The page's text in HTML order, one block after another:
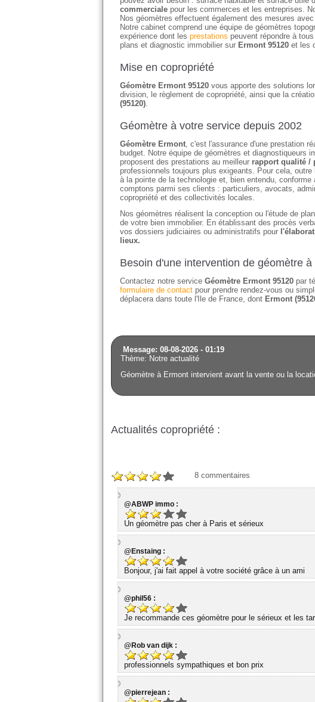
commerciale pour les commerces et les entreprises.
Nos géomètres effectuent également des mesures
Notre cabinet comprend une équipe de géomètres
expérience dont les prestations peuvent répondre à
plans et diagnostic immobilier sur Ermont 95120 et les
Mise en copropriété
Géomètre Ermont 95120 vous apporte des solutions
division, le règlement de copropriété, ainsi que la
(95120).
Géomètre à votre service depuis 2002
Géomètre Ermont, c'est l'assurance d'une prestation
budget. Notre équipe de géomètres et diagnostiqueurs
proposent des prestations au meilleur rapport qualité /
professionnels toujours plus exigeants. Pour cela,
à la pointe de la technologie et, bien entendu,
comptons parmi ses clients : particuliers, avocats,
copropriété et des collectivités locales.
Nos géomètres réalisent la conception ou l'étude de
de votre bien immobilier. En établissant des procès
vos dossiers judiciaires ou administratifs pour
lieux.
Besoin d'une intervention de géomètre
Contactez notre service Géomètre Ermont 95120 par
formulaire de contact pour prendre rendez-vous ou
déplacera dans toute l'Ile de France, dont Ermont
Message: 08-08-2026 - 01:19
Thème: Notre actualité
Géomètre à Ermont intervient avant la vente ou la
Actualités copropriété :
8 commentaires
@ABWP immo :
Un géomètre pas cher à Paris et sérieux
@Enstaing :
Bonjour, j'ai fait appel à votre société grâce à un ami
@phil56 :
Je recommande ces géomètre pour le sérieux et les
@Rob van dijk :
professionnels sympathiques et bon prix
@pierrejean :